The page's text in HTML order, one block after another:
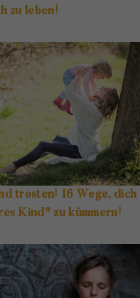
zu leben!
trösten! 16 Wege, dich
Kind" zu kümmern!